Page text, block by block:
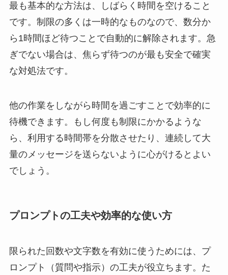
最も基本的な方法は、しばらく時間を空けること
です。制限の多くは一時的なものなので、数分か
ら1時間ほど待つことで自動的に解除されます。急
ぎでない場合は、焦らず待つのが最も安全で確実
な対処法です。
他の作業をしながら時間を過ごすことで効率的に
待機できます。もし何度も制限にかかるような
ら、利用する時間帯を分散させたり、連続して大
量のメッセージを送らないように心がけるとよい
でしょう。
プロンプトの工夫や効率的な使い方
限られた回数や文字数を有効に使うためには、プ
ロンプト（質問や指示）の工夫が役立ちます。た